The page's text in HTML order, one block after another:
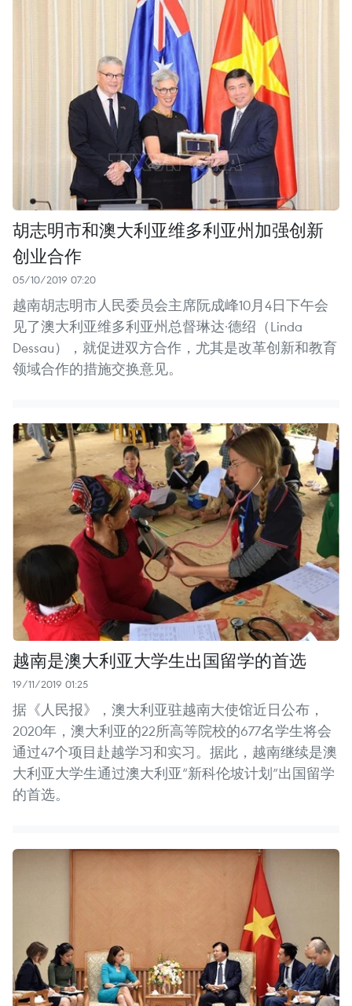
胡志明市和澳大利亚维多利亚州加强创新
创业合作
05/10/2019 07:20
越南胡志明市人民委员会主席阮成峰10月4日下午会
见了澳大利亚维多利亚州总督琳达·德绍（Linda
Dessau），就促进双方合作，尤其是改革创新和教育
领域合作的措施交换意见。
越南是澳大利亚大学生出国留学的首选
19/11/2019 01:25
据《人民报》，澳大利亚驻越南大使馆近日公布，
2020年，澳大利亚的22所高等院校的677名学生将会
通过47个项目赴越学习和实习。据此，越南继续是澳
大利亚大学生通过澳大利亚“新科伦坡计划”出国留学
的首选。